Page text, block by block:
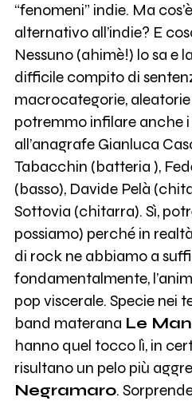
“fenomeni” indie. Ma
alternativo all’indie? E
Nessuno (ahimè!) lo sa e
difficile compito di
macrocategorie,
potremmo infilare anche i
all’anagrafe Gianluca
Tabacchin (batteria ),
(basso), Davide Pelà
Sottovia (chitarra). Sì,
possiamo) perché in
di rock ne abbiamo a
fondamentalmente,
pop viscerale. Specie nei
band materana Le
hanno quel tocco lì, in
risultano un pelo più
Negramaro.